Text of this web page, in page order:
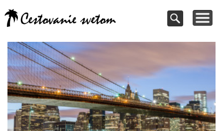
Cestovanie a
dovolenky
svetom
DOVOLENKY Cestujte s nami
VAŠE PRÍSPEVKY Inšpirujte sa
TIPY NA VÝLETY Kde vycestovať
NÁVODY Pomoc pri rezervácii